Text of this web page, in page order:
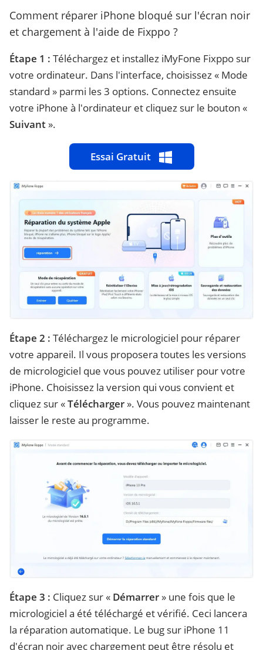
Comment réparer iPhone bloqué sur l'écran noir
et chargement à l'aide de Fixppo ?
Étape 1 : Téléchargez et installez iMyFone Fixppo sur
votre ordinateur. Dans l'interface, choisissez « Mode
standard » parmi les 3 options. Connectez ensuite
votre iPhone à l'ordinateur et cliquez sur le bouton «
Suivant ».
Essai Gratuit
Étape 2 : Téléchargez le micrologiciel pour réparer
votre appareil. Il vous proposera toutes les versions
de micrologiciel que vous pouvez utiliser pour votre
iPhone. Choisissez la version qui vous convient et
cliquez sur «Télécharger ». Vous pouvez maintenant
laisser le reste au programme.
Étape 3 : Cliquez sur « Démarrer » une fois que le
micrologiciel a été téléchargé et vérifié. Ceci lancera
la réparation automatique. Le bug sur iPhone 11
d'écran noir avec chargement peut être résolu et